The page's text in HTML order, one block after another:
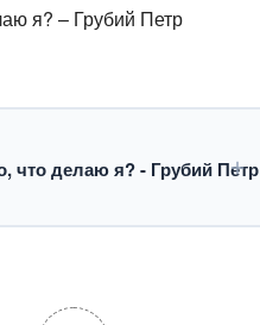
я? – Грубий Петр
что делаю я? - Грубий Петр